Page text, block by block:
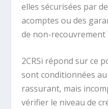
elles sécurisées par
acomptes ou des
de non-recouvrement
2CRSi répond sur ce
sont conditionnées au
rassurant, mais
vérifier le niveau de